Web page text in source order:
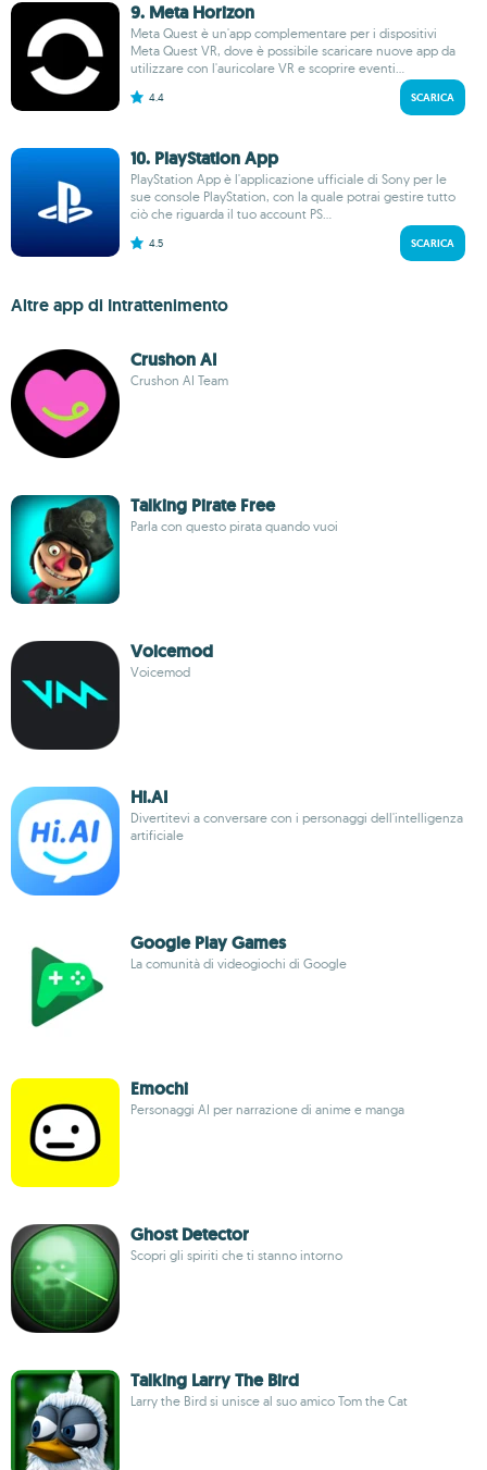
9. Meta Horizon
Meta Quest è un'app complementare per i dispositivi
Meta Quest VR, dove è possibile scaricare nuove app da
utilizzare con l'auricolare VR e scoprire eventi...
4.4 SCARICA
10. PlayStation App
PlayStation App è l'applicazione ufficiale di Sony per le
sue console PlayStation, con la quale potrai gestire tutto
ciò che riguarda il tuo account PS...
4.5 SCARICA
Altre app di Intrattenimento
Crushon AI
Crushon AI Team
Talking Pirate Free
Parla con questo pirata quando vuoi
Voicemod
Voicemod
Hi.AI
Divertitevi a conversare con i personaggi dell'intelligenza
artificiale
Google Play Games
La comunità di videogiochi di Google
Emochi
Personaggi AI per narrazione di anime e manga
Ghost Detector
Scopri gli spiriti che ti stanno intorno
Talking Larry The Bird
Larry the Bird si unisce al suo amico Tom the Cat